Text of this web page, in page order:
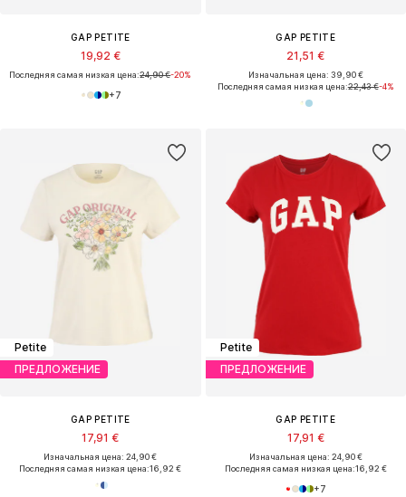
GAP PETITE
19,92 €
Последняя самая низкая цена:24,90 €-20%
+7
GAP PETITE
21,51 €
Изначальная цена: 39,90 €
Последняя самая низкая цена:22,43 €-4%
Petite
ПРЕДЛОЖЕНИЕ
GAP PETITE
17,91 €
Изначальная цена: 24,90 €
Последняя самая низкая цена:16,92 €
Petite
ПРЕДЛОЖЕНИЕ
GAP PETITE
17,91 €
Изначальная цена: 24,90 €
Последняя самая низкая цена:16,92 €
+7